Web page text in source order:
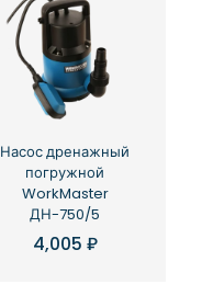
Насос дренажный
погружной
WorkMaster
ДН-750/5
4,005 ₽